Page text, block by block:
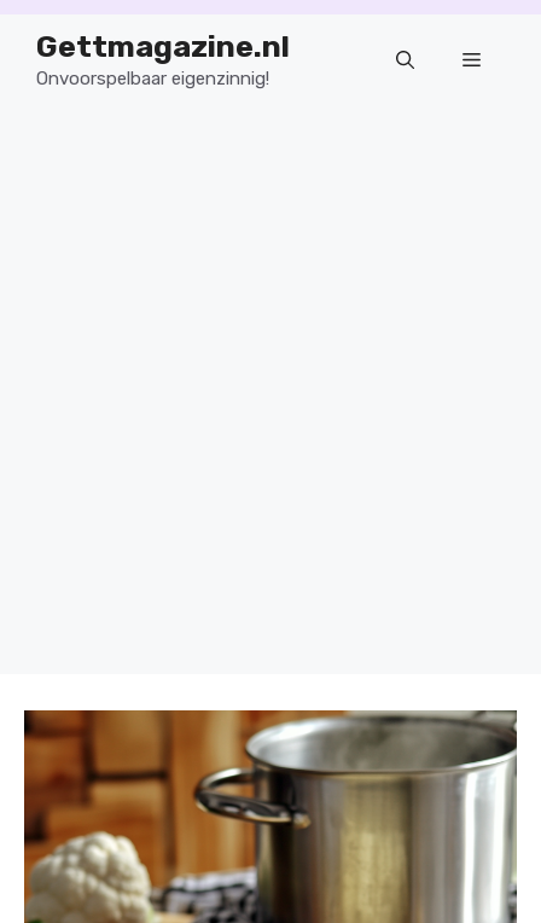
naarGettmagazine.nl
Onvoorspelbaar eigenzinnig!
Menu